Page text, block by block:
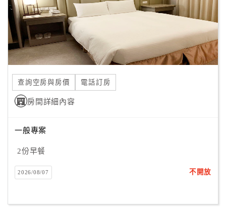
滿
意
度
訂
單
管
理
員
戶
客
查詢空房與房價 電話訂房
房間詳細內容
一般專案
2份早餐
2026/08/07 不開放